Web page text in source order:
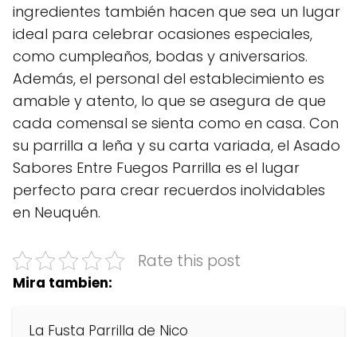
ingredientes también hacen que sea un lugar
ideal para celebrar ocasiones especiales,
como cumpleaños, bodas y aniversarios.
Además, el personal del establecimiento es
amable y atento, lo que se asegura de que
cada comensal se sienta como en casa. Con
su parrilla a leña y su carta variada, el Asado
Sabores Entre Fuegos Parrilla es el lugar
perfecto para crear recuerdos inolvidables
en Neuquén.
Rate this post
Mira tambien:
La Fusta Parrilla de Nico